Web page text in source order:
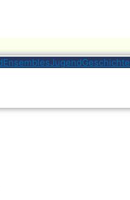
EnsemblesJugendGeschichte